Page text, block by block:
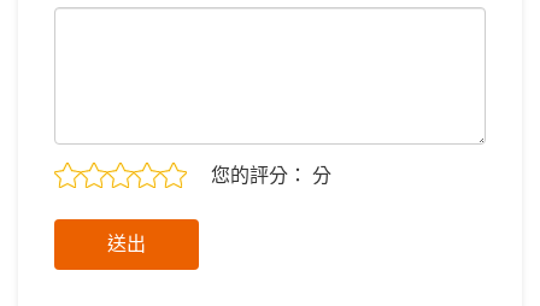
您的評分： 分
送出